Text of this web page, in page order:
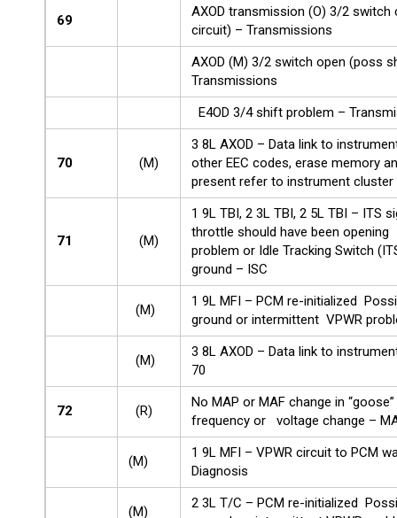
69
AXOD transmission (O) 3/2
circuit) – Transmissions
AXOD (M) 3/2 switch open (poss
Transmissions
E4OD 3/4 shift problem –
70 (M)
3 8L AXOD – Data link to
other EEC codes, erase memory
present refer to instrument cluster
71 (M)
1 9L TBI, 2 3L TBI, 2 5L TBI – ITS
throttle should have been opening
problem or Idle Tracking Switch
ground – ISC
(M)
1 9L MFI – PCM re-initialized
ground or intermittent VPWR
(M)
3 8L AXOD – Data link to
70
72 (R)
No MAP or MAF change in
frequency or voltage change –
(M)
1 9L MFI – VPWR circuit to PCM
Diagnosis
(M)
2 3L T/C – PCM re-initialized